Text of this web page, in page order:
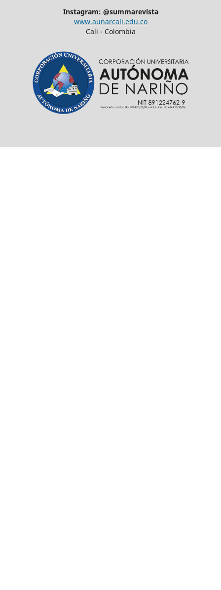
Instagram: @summarevista
www.aunarcali.edu.co
Cali - Colombia